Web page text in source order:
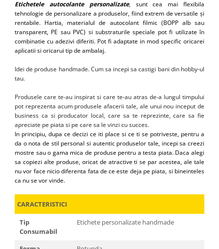
Etichetele autocolante personalizate, sunt cea mai flexibila
tehnologie de personalizare a produselor, fiind extrem de versatile și
rentabile. Hartia, materialul de autocolant filmic (BOPP alb sau
transparent, PE sau PVC) si substraturile speciale pot fi utilizate în
combinatie cu adezivi diferiti. Pot fi adaptate in mod specific oricarei
aplicatii si oricarui tip de ambalaj.
Idei de produse handmade. Cum sa incepi sa castigi bani din hobby-ul
tau.
Produsele care te-au inspirat si care te-au atras de-a lungul timpului
pot reprezenta acum produsele afacerii tale, ale unui nou inceput de
business ca si producator local, care sa te reprezinte, care sa fie
apreciate pe piata si pe care sa le vinzi cu succes.
In principiu, dupa ce decizi ce iti place si ce ti se potriveste, pentru a
da o nota de stil personal si autentic produselor tale, incepi sa creezi
mostre sau o gama mica de produse pentru a testa piata. Daca alegi
sa copiezi alte produse, oricat de atractive ti se par acestea, ale tale
nu vor face nicio diferenta fata de ce este deja pe piata, si bineinteles
ca nu se vor vinde.
CARACTERISTICI
Tip
Consumabil
Etichete personalizate handmade